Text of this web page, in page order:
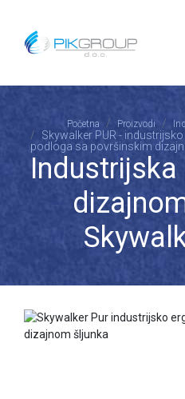
Početna Proizvodi
Skywalker PUR -
podloga sa površinskim